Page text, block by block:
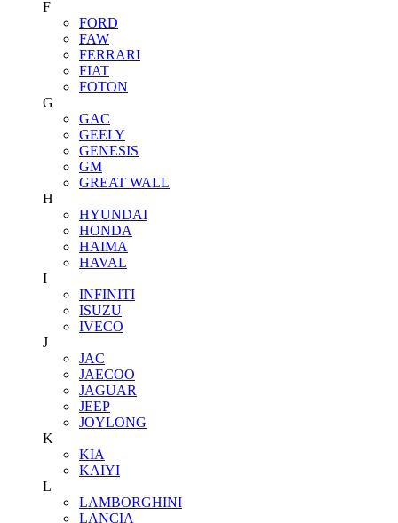
F
FORD
FAW
FERRARI
FIAT
FOTON
G
GAC
GEELY
GENESIS
GM
GREAT WALL
H
HYUNDAI
HONDA
HAIMA
HAVAL
I
INFINITI
ISUZU
IVECO
J
JAC
JAECOO
JAGUAR
JEEP
JOYLONG
K
KIA
KAIYI
L
LAMBORGHINI
LANCIA